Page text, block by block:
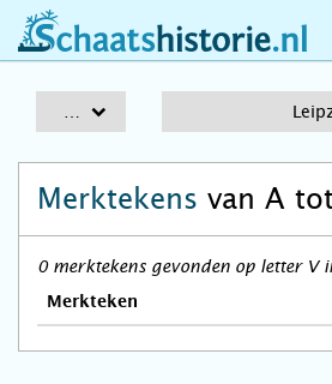
schaatshistorie.nl
Merktekens van A
0 merktekens gevonden op letter V
Merkteken